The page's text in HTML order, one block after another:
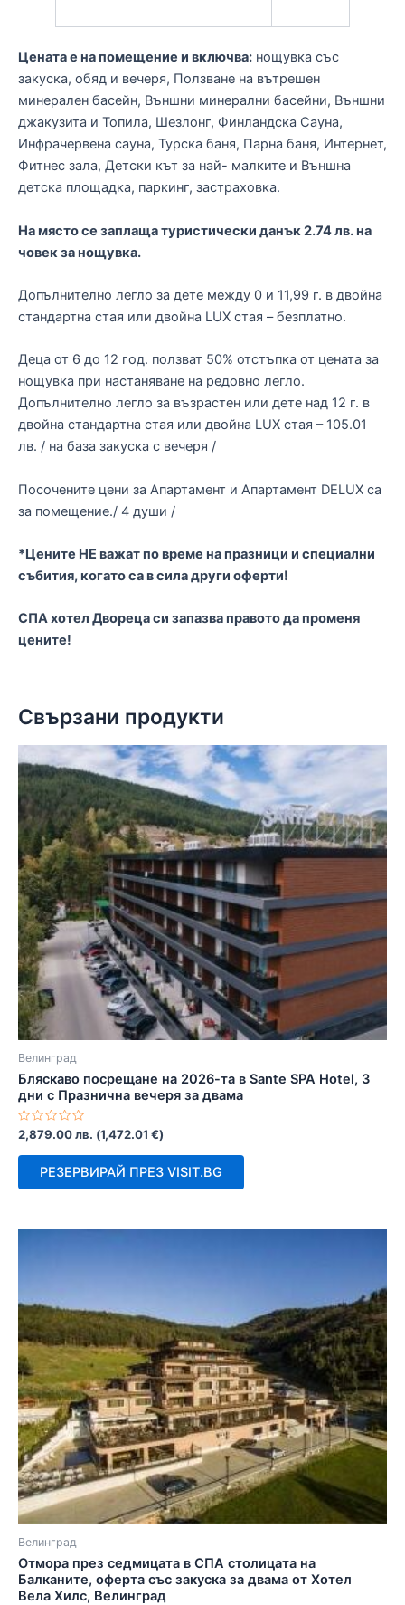
Цената е на помещение и включва: нощувка със
закуска, обяд и вечеря, Ползване на вътрешен
минерален басейн, Външни минерални басейни, Външни
джакузита и Топила, Шезлонг, Финландска Сауна,
Инфрачервена сауна, Турска баня, Парна баня, Интернет,
Фитнес зала, Детски кът за най- малките и Външна
детска площадка, паркинг, застраховка.
На място се заплаща туристически данък 2.74 лв. на
човек за нощувка.
Допълнително легло за дете между 0 и 11,99 г. в двойна
стандартна стая или двойна LUX стая – безплатно.
Деца от 6 до 12 год. ползват 50% отстъпка от цената за
нощувка при настаняване на редовно легло.
Допълнително легло за възрастен или дете над 12 г. в
двойна стандартна стая или двойна LUX стая – 105.01
лв. / на база закуска с вечеря /
Посочените цени за Апартамент и Апартамент DELUX са
за помещение./ 4 души /
*Цените НЕ важат по време на празници и специални
събития, когато са в сила други оферти!
СПА хотел Двореца си запазва правото да променя
цените!
Свързани продукти
Велинград
Бляскаво посрещане на 2026-та в Sante SPA Hotel, 3
дни с Празнична вечеря за двама
Оценено
0
2,879.00лв. (1,472.01 €)
РЕЗЕРВИРАЙ ПРЕЗ VISIT.BG
Велинград
Отмора през седмицата в СПА столицата на
Балканите, оферта със закуска за двама от Хотел
Вела Хилс, Велинград